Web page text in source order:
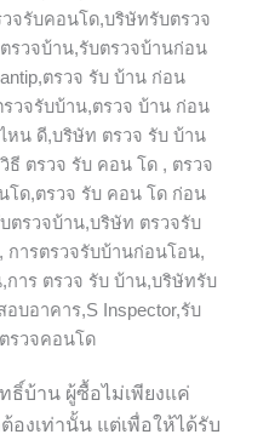
ธิ์บ้าน ผู้ซื้อไม่เพียงแค่
องเท่านั้น แต่เพื่อให้ได้รับ